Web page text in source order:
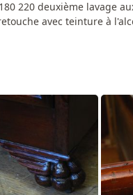
220 deuxième lavage
avec teinture à